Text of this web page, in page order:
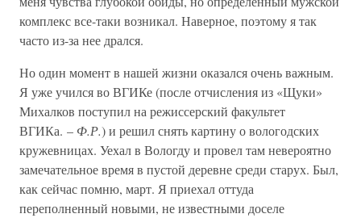
комплекс все-таки возникал. Наверное, поэтому я так
часто из-за нее дрался.
Но один момент в нашей жизни оказался очень важным.
Я уже учился во ВГИКе (после отчисления из «Щуки»
Михалков поступил на режиссерский факультет
ВГИКа. – Ф.Р.) и решил снять картину о вологодских
кружевницах. Уехал в Вологду и провел там невероятно
замечательное время в пустой деревне среди старух. Был,
как сейчас помню, март. Я приехал оттуда
переполненный новыми, не известными доселе